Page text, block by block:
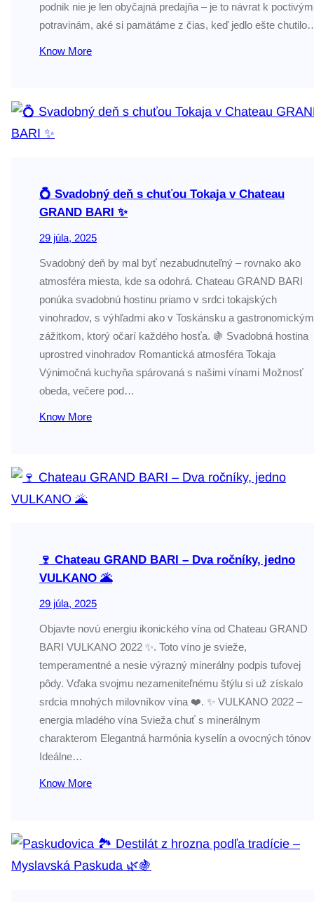
podnik nie je len obyčajná predajňa – je to návrat k poctivým
potravinám, aké si pamätáme z čias, keď jedlo ešte
Know More
💍 Svadobný deň s chuťou Tokaja v Chateau
GRAND BARI ✨
29 júla, 2025
Svadobný deň by mal byť nezabudnuteľný – rovnako ako
atmosféra miesta, kde sa odohrá. Chateau GRAND BARI
ponúka svadobnú hostinu priamo v srdci tokajských
vinohradov, s výhľadmi ako v Toskánsku a gastronomickým
zážitkom, ktorý očarí každého hosťa. 🍇 Svadobná hostina
uprostred vinohradov Romantická atmosféra Tokaja
Výnimočná kuchyňa spárovaná s našimi vínami Možnosť
obeda, večere pod…
Know More
🍷 Chateau GRAND BARI – Dva ročníky, jedno
VULKANO 🌋
29 júla, 2025
Objavte novú energiu ikonického vína od Chateau GRAND
BARI VULKANO 2022 ✨. Toto víno je svieže,
temperamentné a nesie výrazný minerálny podpis tufovej
pôdy. Vďaka svojmu nezameniteľnému štýlu si už získalo
srdcia mnohých milovníkov vína ❤️. ✨ VULKANO 2022 –
energia mladého vína Svieža chuť s minerálnym
charakterom Elegantná harmónia kyselín a ovocných tónov
Ideálne…
Know More